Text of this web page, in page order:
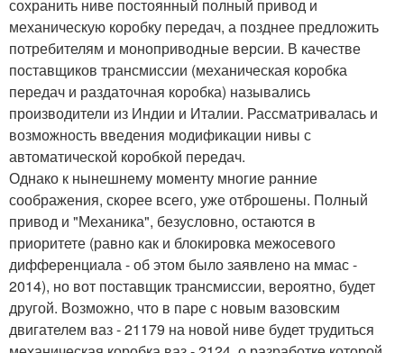
сохранить ниве постоянный полный привод и
механическую коробку передач, а позднее предложить
потребителям и моноприводные версии. В качестве
поставщиков трансмиссии (механическая коробка
передач и раздаточная коробка) назывались
производители из Индии и Италии. Рассматривалась и
возможность введения модификации нивы с
автоматической коробкой передач.
Однако к нынешнему моменту многие ранние
соображения, скорее всего, уже отброшены. Полный
привод и "Механика", безусловно, остаются в
приоритете (равно как и блокировка межосевого
дифференциала - об этом было заявлено на ммас -
2014), но вот поставщик трансмиссии, вероятно, будет
другой. Возможно, что в паре с новым вазовским
двигателем ваз - 21179 на новой ниве будет трудиться